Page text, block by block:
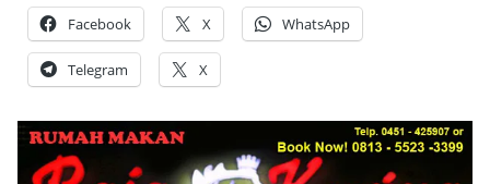
Facebook X WhatsApp
Telegram X